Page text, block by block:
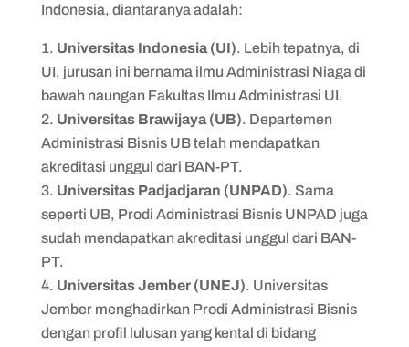
Indonesia, diantaranya adalah:
Universitas Indonesia (UI). Lebih tepatnya, di
UI, jurusan ini bernama ilmu Administrasi Niaga di
bawah naungan Fakultas Ilmu Administrasi UI.
Universitas Brawijaya (UB). Departemen
Administrasi Bisnis UB telah mendapatkan
akreditasi unggul dari BAN-PT.
Universitas Padjadjaran (UNPAD). Sama
seperti UB, Prodi Administrasi Bisnis UNPAD juga
sudah mendapatkan akreditasi unggul dari BAN-
PT.
Universitas Jember (UNEJ). Universitas
Jember menghadirkan Prodi Administrasi Bisnis
dengan profil lulusan yang kental di bidang